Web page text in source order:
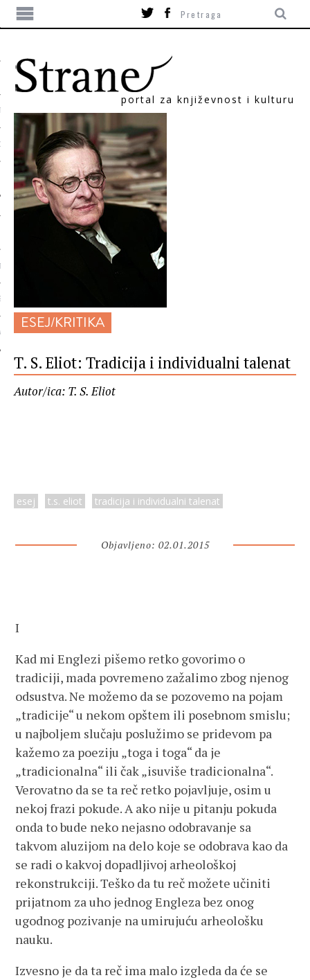
portal za književnost i kulturu
ESEJ/KRITIKA
T. S. Eliot: Tradicija i individualni talenat
Autor/ica: T. S. Eliot
esej t.s. eliot tradicija i individualni talenat
Objavljeno: 02.01.2015
I
Kad mi Englezi pišemo retko govorimo o
tradiciji, mada povremeno zažalimo zbog njenog
odsustva. Ne možemo da se pozovemo na pojam
„tradicije“ u nekom opštem ili posebnom smislu;
u najboljem slučaju poslužimo se pridevom pa
kažemo za poeziju „toga i toga“ da je
„tradicionalna“ ili čak „isuviše tradicionalna“.
Verovatno da se ta reč retko pojavljuje, osim u
nekoj frazi pokude. A ako nije u pitanju pokuda
onda to bude neko nejasno odobravanje sa
takvom aluzijom na delo koje se odobrava kao da
se radi o kakvoj dopadljivoj arheološkoj
rekonstrukciji. Teško da tu reč možete učiniti
prijatnom za uho jednog Engleza bez onog
ugodnog pozivanje na umirujuću arheološku
nauku.
Izvesno je da ta reč ima malo izgleda da će se